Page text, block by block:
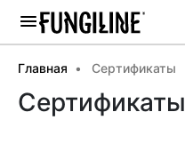
Главная Сертификаты
Сертификаты